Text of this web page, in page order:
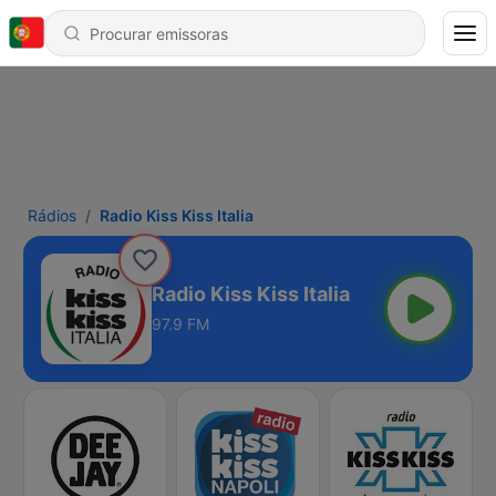
Rádios Radio Kiss Kiss Italia
Radio Kiss Kiss Italia
97.9 FM